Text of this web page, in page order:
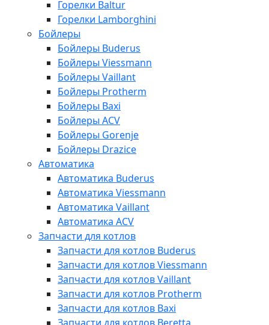
Горелки Baltur
Горелки Lamborghini
Бойлеры
Бойлеры Buderus
Бойлеры Viessmann
Бойлеры Vaillant
Бойлеры Protherm
Бойлеры Baxi
Бойлеры ACV
Бойлеры Gorenje
Бойлеры Drazice
Автоматика
Автоматика Buderus
Автоматика Viessmann
Автоматика Vaillant
Автоматика ACV
Запчасти для котлов
Запчасти для котлов Buderus
Запчасти для котлов Viessmann
Запчасти для котлов Vaillant
Запчасти для котлов Protherm
Запчасти для котлов Baxi